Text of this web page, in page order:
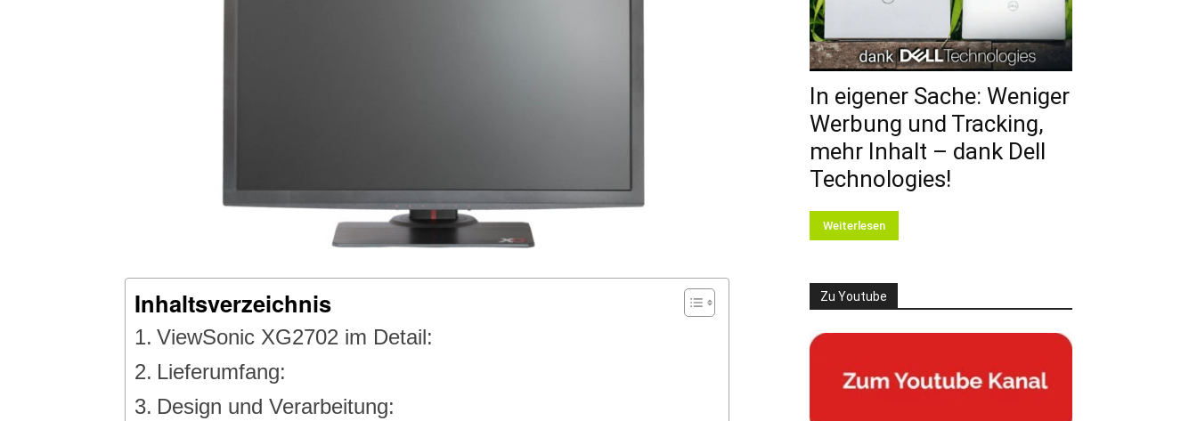
Inhaltsverzeichnis
ViewSonic XG2702 im Detail:
Lieferumfang:
Design und Verarbeitung:
In eigener Sache: Weniger
Werbung und Tracking,
mehr Inhalt – dank Dell
Technologies!
Weiterlesen
Zu Youtube